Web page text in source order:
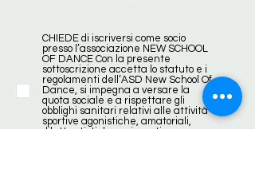
CHIEDE di iscriversi come socio
presso l’associazione NEW SCHOOL
OF DANCE Con la presente
sottoscrizione accetta lo statuto e i
regolamenti dell’ASD New School Of
Dance, si impegna a versare la
quota sociale e a rispettare gli
obblighi sanitari relativi alle attività
sportive agonistiche, amatoriali,
dilettantistiche e ricreative.